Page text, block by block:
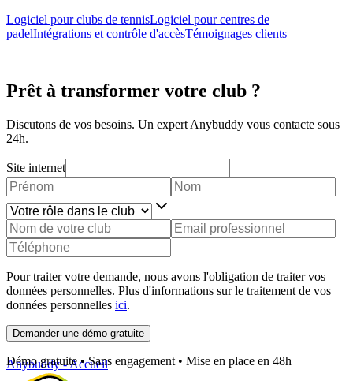
Logiciel pour clubs de tennisLogiciel pour centres de
padelIntégrations et contrôle d'accèsTémoignages clients
Prêt à transformer votre club ?
Discutons de vos besoins. Un expert Anybuddy vous contacte sous
24h.
Site internet
Pour traiter votre demande, nous avons l'obligation de traiter vos
données personnelles. Plus d'informations sur le traitement de vos
données personnelles ici.
Demander une démo gratuite
Démo gratuite • Sans engagement • Mise en place en 48h
Anybuddy - Accueil